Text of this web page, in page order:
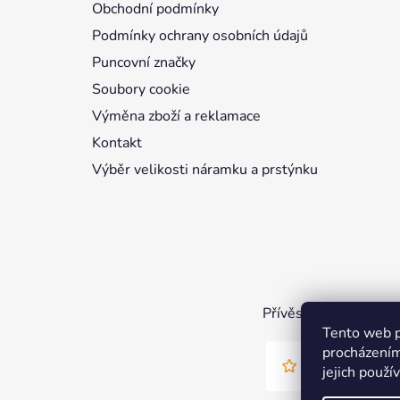
Tento web
jejich
Obchodní podmínky
Podmínky ochrany osobních údajů
Puncovní značky
Soubory cookie
Výměna zboží a reklamace
Kontakt
Výběr velikosti náramku a prstýnku
Přívěsky